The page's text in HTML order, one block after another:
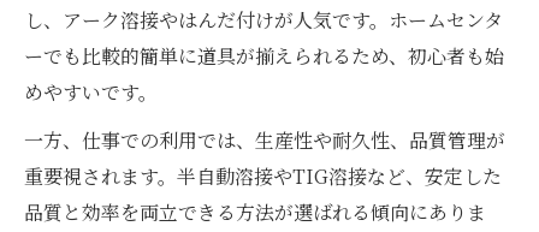
し、アーク溶接やはんだ付けが人気です。ホームセンタ
ーでも比較的簡単に道具が揃えられるため、初心者も始
めやすいです。
一方、仕事での利用では、生産性や耐久性、品質管理が
重要視されます。半自動溶接やTIG溶接など、安定した
品質と効率を両立できる方法が選ばれる傾向にありま